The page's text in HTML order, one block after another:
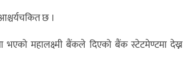
छ ।
महालक्ष्मी बैंकले दिएको बैंक स्टेटमेण्टमा देख्न